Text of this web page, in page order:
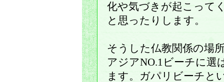
化や気づきが起こって
と思ったりします。
そうした仏教関係の場
アジアNO.1ビーチに選
ます。ガパリビーチと